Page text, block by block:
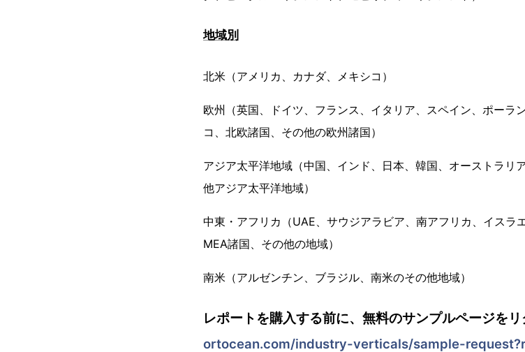
地域別
北米（アメリカ、カナダ、メキシコ）
欧州（英国、ドイツ、フランス、イタリア、スペイン、ポーラ
コ、北欧諸国、その他の欧州諸国）
アジア太平洋地域（中国、インド、日本、韓国、オーストラリ
他アジア太平洋地域）
中東・アフリカ（UAE、サウジアラビア、南アフリカ、イスラ
MEA諸国、その他の地域）
南米（アルゼンチン、ブラジル、南米のその他地域）
レポートを購入する前に、無料のサンプルページを
ortocean.com/industry-verticals/sample-